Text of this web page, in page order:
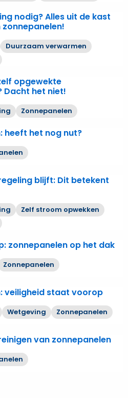
nodig? Alles uit de kast
zonnepanelen!
Duurzaam verwarmen
opgewekte
Dacht het niet!
Zonnepanelen
heeft het nog nut?
blijft: Dit betekent
Zelf stroom opwekken
zonnepanelen op het dak
Zonnepanelen
veiligheid staat voorop
Wetgeving Zonnepanelen
van zonnepanelen